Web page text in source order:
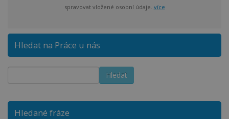
spravovat vložené osobní údaje. více
Hledat na Práce u nás
Hledané fráze